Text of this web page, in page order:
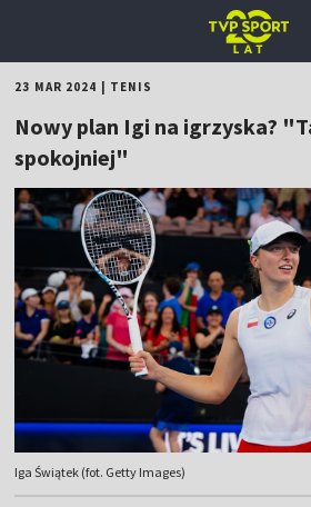
23 MAR 2024 TENIS
Nowy plan Igi na igrzyska?
spokojniej"
Iga Świątek (fot. Getty Images)